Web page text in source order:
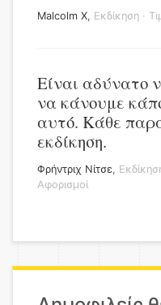
Malcolm X, Εκδίκηση ·
Είναι αδύνατο
να κάνουμε
αυτό. Κάθε
εκδίκηση.
Φρήντριχ Νίτσε,
Αφορισμοί